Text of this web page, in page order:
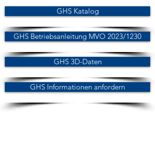
GHS Katalog
GHS Betriebsanleitung MVO 2023/1230
GHS 3D-Daten
GHS Informationen anfordern